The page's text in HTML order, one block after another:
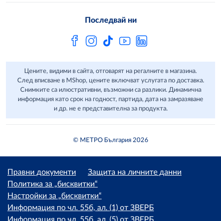
Последвай ни
Цените, видими в сайта, отговарят на регалните в магазина.
След вписване в MShop, цените включват услугата по доставка.
Снимките са илюстративни, възможни са разлики. Динамична
информация като срок на годност, партида, дата на замразяване
и др. не е представителна за продукта.
© МЕТРО България 2026
Правни документи
Защита на личните данни
Политика за „бисквитки“
Настройки за „бисквитки“
Информация по чл. 55б, ал. (1) от ЗВЕРБ
Информация по чл. 55б, ал. (5) от ЗВЕРБ